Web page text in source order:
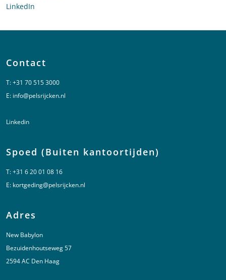
LinkedIn
Contact
T:+31 70 515 3000
E: info@pelsrijcken.nl
Linkedin
Spoed (Buiten kantoortijden)
T:+31 6 20 01 08 16
E: kortgeding@pelsrijcken.nl
Adres
New Babylon
Bezuidenhoutseweg 57
2594 AC Den Haag